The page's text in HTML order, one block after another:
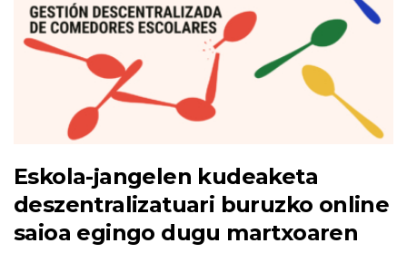
Eskola-jangelen kudeaketa
deszentralizatuari buruzko online
saioa egingo dugu martxoaren